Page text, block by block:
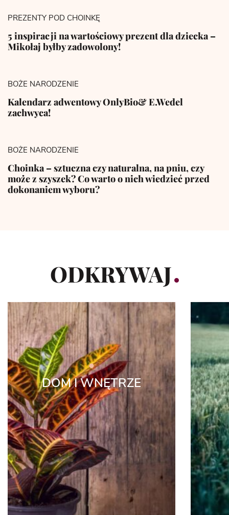
PREZENTY POD CHOINKĘ
5 inspiracji na wartościowy prezent dla dziecka –
Mikołaj byłby zadowolony!
BOŻE NARODZENIE
Kalendarz adwentowy OnlyBio& E.Wedel
zachwyca!
BOŻE NARODZENIE
Choinka – sztuczna czy naturalna, na pniu, czy
może z szyszek? Co warto o nich wiedzieć przed
dokonaniem wyboru?
ODKRYWAJ
DOM I WNĘTRZE